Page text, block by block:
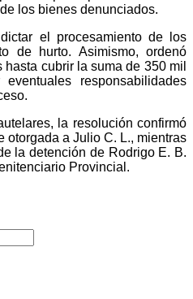
los bienes denunciados.
el procesamiento de los
de hurto. Asimismo, ordenó
cubrir la suma de 350 mil
responsabilidades
la resolución confirmó
otorgada a Julio C. L., mientras
la detención de Rodrigo E. B.
Provincial.